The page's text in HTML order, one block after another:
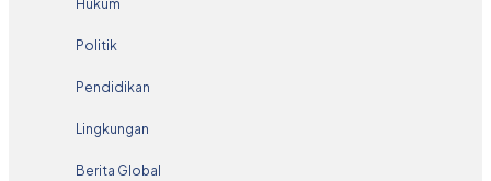
Hukum
Politik
Pendidikan
Lingkungan
Berita Global